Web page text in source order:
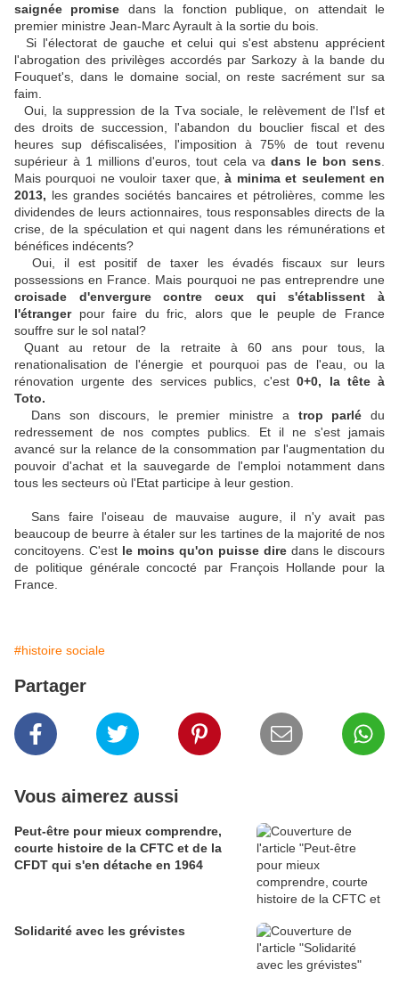
saignée promise dans la fonction publique, on attendait le
premier ministre Jean-Marc Ayrault à la sortie du bois.
Si l'électorat de gauche et celui qui s'est abstenu apprécient
l'abrogation des privilèges accordés par Sarkozy à la bande du
Fouquet's, dans le domaine social, on reste sacrément sur sa
faim.
Oui, la suppression de la Tva sociale, le relèvement de l'Isf et
des droits de succession, l'abandon du bouclier fiscal et des
heures sup défiscalisées, l'imposition à 75% de tout revenu
supérieur à 1 millions d'euros, tout cela va dans le bon sens
Mais pourquoi ne vouloir taxer que,à minima et seulement en
2013, les grandes sociétés bancaires et pétrolières, comme les
dividendes de leurs actionnaires, tous responsables directs de la
crise, de la spéculation et qui nagent dans les rémunérations et
bénéfices indécents?
Oui, il est positif de taxer les évadés fiscaux sur leurs
possessions en France. Mais pourquoi ne pas entreprendre une
croisade d'envergure contre ceux qui s'établissent à
l'étrangerpour faire du fric, alors que le peuple de France
souffre sur le sol natal?
Quant au retour de la retraite à 60 ans pour tous, la
renationalisation de l'énergie et pourquoi pas de l'eau, ou la
rénovation urgente des services publics, c'est0+0, la tête à
Toto.
Dans son discours, le premier ministre a trop parlé du
redressement de nos comptes publics. Et il ne s'est jamais
avancé sur la relance de la consommation par l'augmentation du
pouvoir d'achat et la sauvegarde de l'emploi notamment dans
tous les secteurs où l'Etat participe à leur gestion.
Sans faire l'oiseau de mauvaise augure, il n'y avait pas
beaucoup de beurre à étaler sur les tartines de la majorité de nos
concitoyens. C'est le moins qu'on puisse dire dans le discours
de politique générale concocté par François Hollande pour la
France.
#histoire sociale
Partager
Vous aimerez aussi
Peut-être pour mieux comprendre,
courte histoire de la CFTC et de la
CFDT qui s'en détache en 1964
Solidarité avec les grévistes